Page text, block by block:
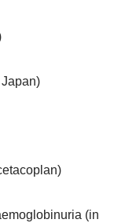
(in